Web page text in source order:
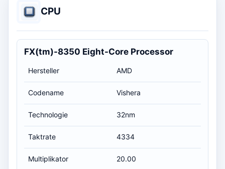
CPU
FX(tm)-8350 Eight-Core Processor
Hersteller AMD
Codename Vishera
Technologie 32nm
Taktrate 4334
Multiplikator 20.00